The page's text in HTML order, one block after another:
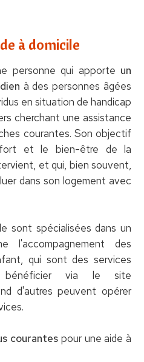
à domicile
personne qui apporte un
à des personnes âgées
en situation de handicap
cherchant une assistance
courantes. Son objectif
et le bien-être de la
et qui, bien souvent,
dans son logement avec
sont spécialisées dans un
l'accompagnement des
qui sont des services
via le site
d'autres peuvent opérer
courantespour une aide à